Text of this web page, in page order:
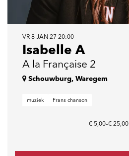
Isabelle A
A la Française 2
VR 8 JAN 27 20:00
Schouwburg, Waregem
muziek Frans chanson
€ 5,00–€ 25,00